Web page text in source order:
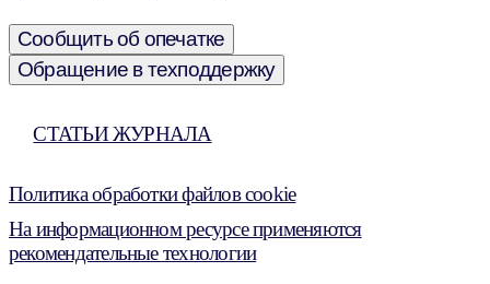
Сообщить об опечатке
Обращение в техподдержку
СТАТЬИ ЖУРНАЛА
Политика обработки файлов cookie
На информационном ресурсе применяются
рекомендательные технологии